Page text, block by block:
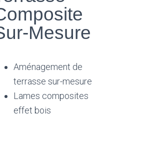
Mesure
Aménagement de
terrasse sur-mesure
Lames composites
effet bois